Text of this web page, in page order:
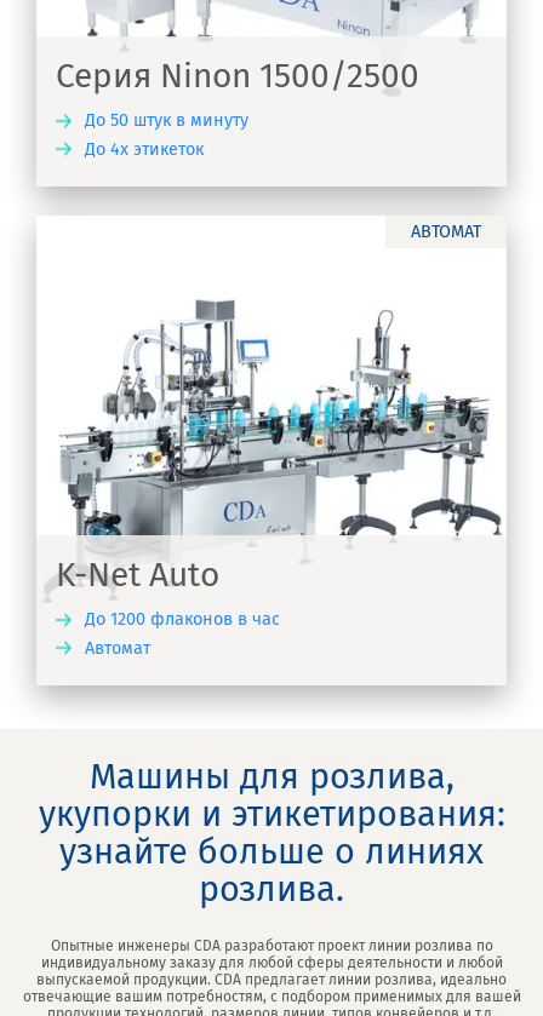
Серия Ninon 1500/2500
До 50 штук в минуту
До 4х этикеток
АВТОМАТ
K-Net Auto
До 1200 флаконов в час
Автомат
Машины для розлива,
укупорки и этикетирования:
узнайте больше о линиях
розлива.
Опытные инженеры CDA разработают проект линии розлива по
индивидуальному заказу для любой сферы деятельности и любой
выпускаемой продукции. CDA предлагает линии розлива, идеально
отвечающие вашим потребностям, с подбором применимых для вашей